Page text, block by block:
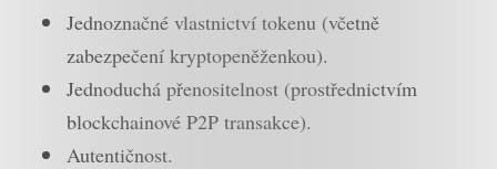
Jednoznačné vlastnictví tokenu (včetně
zabezpečení kryptopeněženkou).
Jednoduchá přenositelnost (prostřednictvím
blockchainové P2P transakce).
Autentičnost.